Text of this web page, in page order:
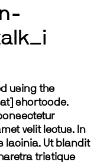
using the
shortcode.
velit lectus. In
lacinia. Ut blandit
tristique